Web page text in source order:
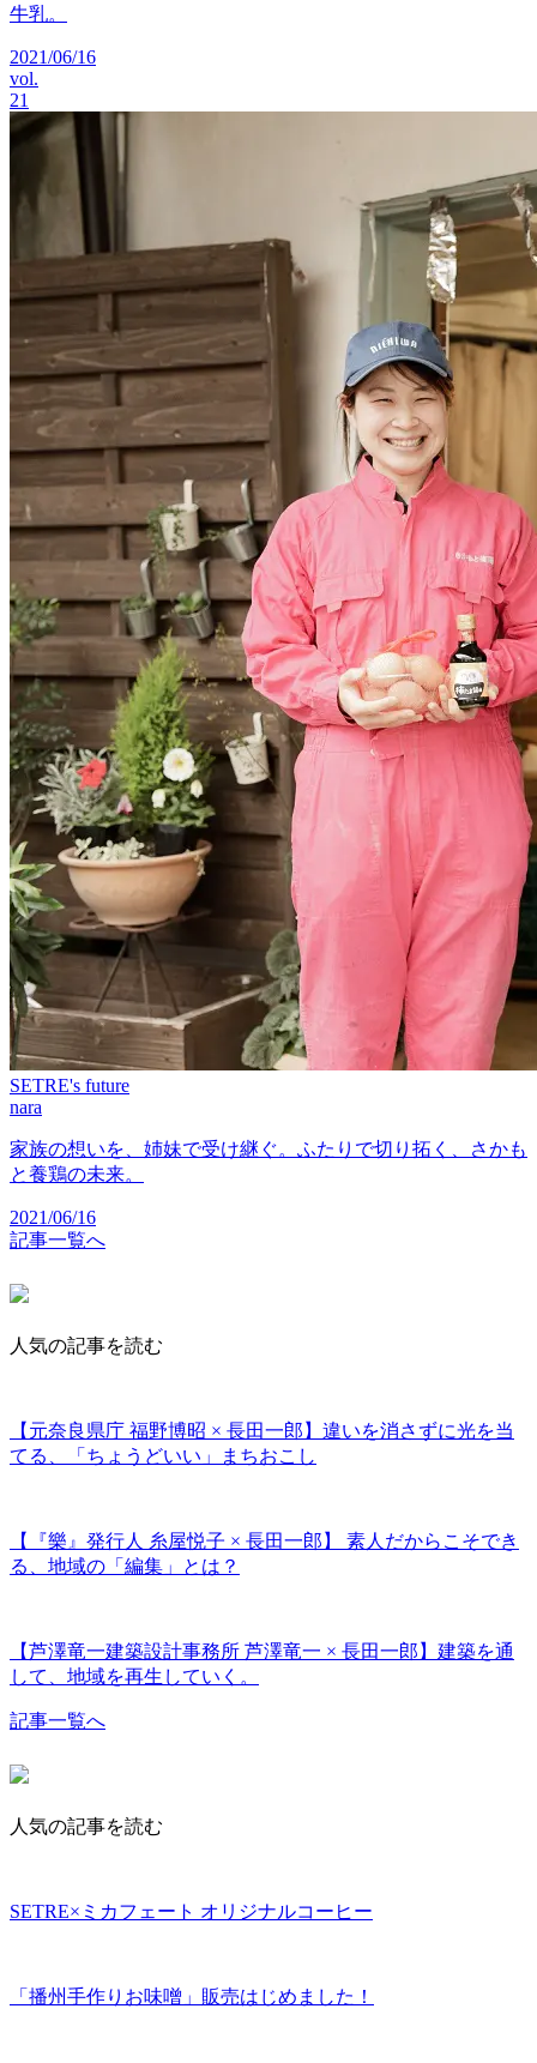
牛乳。
2021/06/16
vol.
21
SETRE's future
nara
家族の想いを、姉妹で受け継ぐ。ふたりで切り拓く、さかも
と養鶏の未来。
2021/06/16
記事一覧へ
人気の記事を読む
【元奈良県庁 福野博昭 × 長田一郎】違いを消さずに光を当
てる、「ちょうどいい」まちおこし
【『樂』発行人 糸屋悦子 × 長田一郎】 素人だからこそでき
る、地域の「編集」とは？
【芦澤竜一建築設計事務所 芦澤竜一 × 長田一郎】建築を通
して、地域を再生していく。
記事一覧へ
人気の記事を読む
SETRE×ミカフェート オリジナルコーヒー
「播州手作りお味噌」販売はじめました！